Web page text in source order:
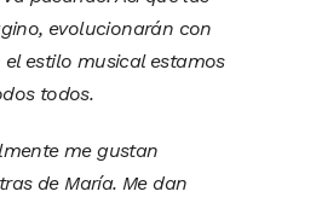
evolucionarán con
el estilo musical estamos
todos.
me gustan
de María. Me dan